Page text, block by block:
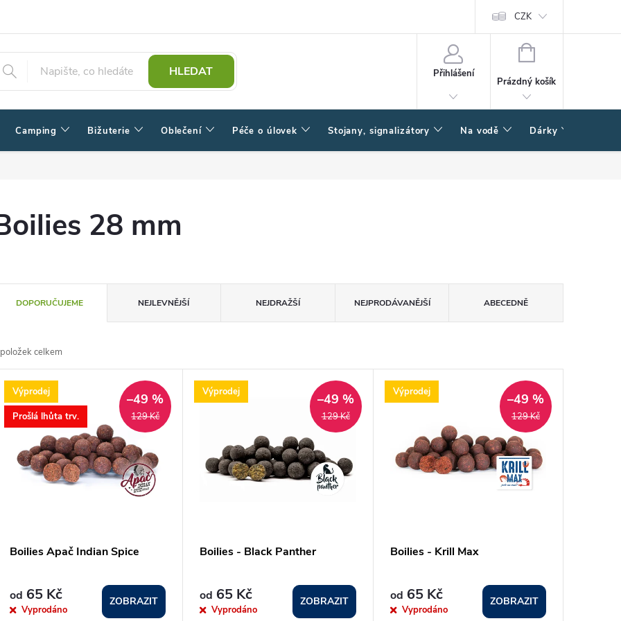
CZK
HLEDAT Přihlášení
NÁKUPNÍ
Prázdný košík
Camping Bižuterie Oblečení Péče o úlovek Stojany, signalizátory Na vodě Dárky
28 mm
e
n
DOPORUČUJEME NEJLEVNĚJŠÍ NEJDRAŽŠÍ NEJPRODÁVANĚJŠÍ ABECEDNĚ
položek celkem
V
ý
Výprodej
Prošlá lhůta trv.
129 Kč
–49 %
Boilies Apač Indian Spice
od 65 Kč
Vyprodáno
ZOBRAZIT
Výprodej
129 Kč
–49 %
Boilies - Black Panther
od 65 Kč
Vyprodáno
ZOBRAZIT
Výprodej
129 Kč
–49 %
Boilies - Krill Max
od 65 Kč
Vyprodáno
ZOBRAZIT